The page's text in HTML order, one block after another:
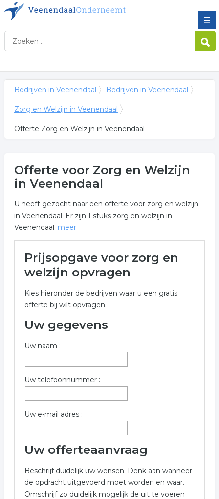
☰
Bedrijven in Veenendaal Bedrijven in Veenendaal
Zorg en Welzijn in Veenendaal
Offerte Zorg en Welzijn in Veenendaal
Offerte voor Zorg en Welzijn
in Veenendaal
U heeft gezocht naar een offerte voor zorg en welzijn
in Veenendaal. Er zijn 1 stuks zorg en welzijn in
Veenendaal. meer
Veenendaal
welzijn gerelateerde bedrijven in de omgeving van
Veenendaal voor een vrijblijvende aanvraag.
Meer informatie betreffende zorg en welzijn in
formulier. De bedrijven zijn een koppeling tussen zorg
Trefwoorden:
zorg en welzijn kinderopvang
Prijsopgave voor zorg en
welzijn opvragen
Kies hieronder de bedrijven waar u een gratis
offerte bij wilt opvragen.
Uw gegevens
Uw naam :
Uw telefoonnummer :
Uw e-mail adres :
Uw offerteaanvraag
Beschrijf duidelijk uw wensen. Denk aan wanneer
de opdracht uitgevoerd moet worden en waar.
Omschrijf zo duidelijk mogelijk de uit te voeren